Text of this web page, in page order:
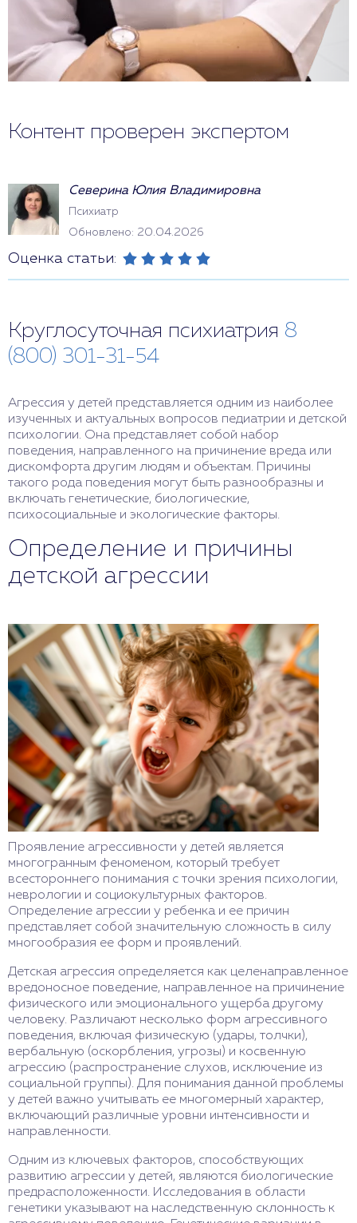
Контент проверен экспертом
Северина Юлия Владимировна
Психиатр
Обновлено: 20.04.2026
Оценка статьи:
Круглосуточная психиатрия 8
(800) 301-31-54
Агрессия у детей представляется одним из наиболее
изученных и актуальных вопросов педиатрии и детской
психологии. Она представляет собой набор
поведения, направленного на причинение вреда или
дискомфорта другим людям и объектам. Причины
такого рода поведения могут быть разнообразны и
включать генетические, биологические,
психосоциальные и экологические факторы.
Определение и причины
детской агрессии
Проявление агрессивности у детей является
многогранным феноменом, который требует
всестороннего понимания с точки зрения психологии,
неврологии и социокультурных факторов.
Определение агрессии у ребенка и ее причин
представляет собой значительную сложность в силу
многообразия ее форм и проявлений.
Детская агрессия определяется как целенаправленное
вредоносное поведение, направленное на причинение
физического или эмоционального ущерба другому
человеку. Различают несколько форм агрессивного
поведения, включая физическую (удары, толчки),
вербальную (оскорбления, угрозы) и косвенную
агрессию (распространение слухов, исключение из
социальной группы). Для понимания данной проблемы
у детей важно учитывать ее многомерный характер,
включающий различные уровни интенсивности и
направленности.
Одним из ключевых факторов, способствующих
развитию агрессии у детей, являются биологические
предрасположенности. Исследования в области
генетики указывают на наследственную склонность к